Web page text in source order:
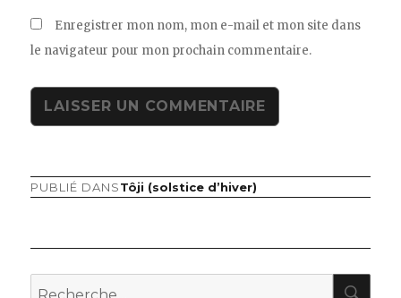
Enregistrer mon nom, mon e-mail et mon site dans
le navigateur pour mon prochain commentaire.
Navigation
l’article
PUBLIÉ DANSTôji (solstice d’hiver)
Recherche